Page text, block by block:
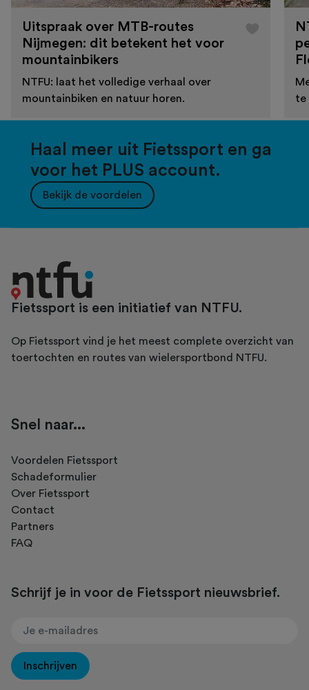
Uitspraak over MTB-routes
Nijmegen: dit betekent het voor
mountainbikers
NTFU: laat het volledige verhaal over
mountainbiken en natuur horen.
te
Haal meer uit Fietssport en ga
voor het PLUS account.
Bekijk de voordelen
Fietssport is een initiatief van NTFU.
Op Fietssport vind je het meest complete overzicht van
toertochten en routes van wielersportbond NTFU.
Snel naar...
Voordelen Fietssport
Schadeformulier
Over Fietssport
Contact
Partners
FAQ
Schrijf je in voor de Fietssport nieuwsbrief.
Inschrijven